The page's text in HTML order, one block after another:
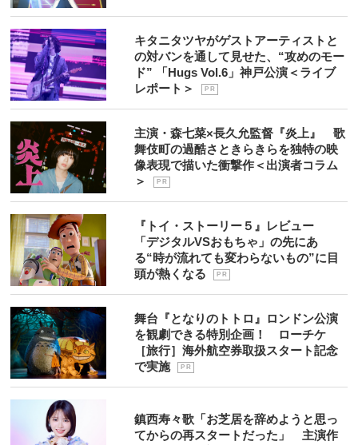
キタニタツヤがゲストアーティストと
の対バンを通して見せた、“攻めのモー
ド” 「Hugs Vol.6」神戸公演＜ライブ
レポート＞
P R
主演・森七菜×長久允監督『炎上』 歌
舞伎町の過酷さときらきらを独特の映
像表現で描いた衝撃作＜出演者コラム
＞
P R
『トイ・ストーリー５』レビュー
「デジタルVSおもちゃ」の先にあ
る“時が流れても変わらないもの”に目
頭が熱くなる
P R
舞台『となりのトトロ』ロンドン公演
を観劇できる特別企画！ ローチケ
［旅行］海外航空券取扱スタート記念
で実施
P R
鎮西寿々歌「お芝居を辞めようと思っ
てからの再スタートだった」 主演作